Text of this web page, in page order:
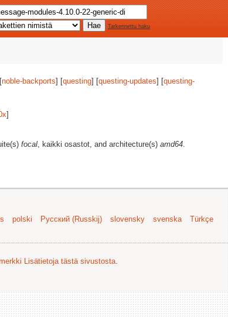
Tarkennettu haku
noble-backports] [questing] [questing-updates] [questing-
]
focal, kaikki osastot, and architecture(s) amd64.
polski Русский (Russkij) slovensky svenska
Türkçe
Lisätietoja tästä sivustosta.